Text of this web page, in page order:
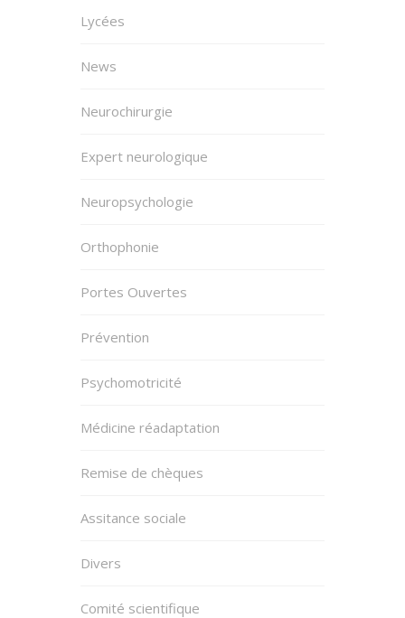
Lycées
News
Neurochirurgie
Expert neurologique
Neuropsychologie
Orthophonie
Portes Ouvertes
Prévention
Psychomotricité
Médicine réadaptation
Remise de chèques
Assitance sociale
Divers
Comité scientifique